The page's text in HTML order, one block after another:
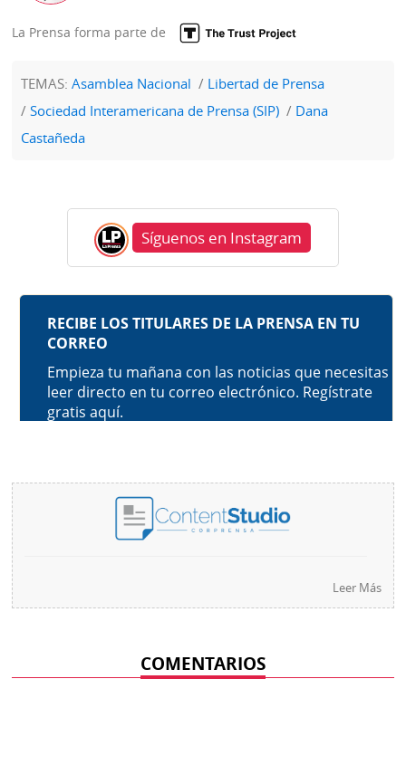
La Prensa forma parte de
TEMAS:Asamblea Nacional
Libertad de Prensa
Sociedad Interamericana de Prensa (SIP)
Dana
Castañeda
Síguenos en Instagram
Leer Más
COMENTARIOS